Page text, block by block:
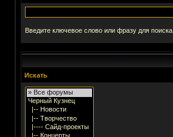
Введите ключевое слово или фразу для поиска.
Искать